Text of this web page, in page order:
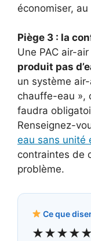
économiser, au
Piège 3 : la
Une PAC air-
produit pas
un système
chauffe-eau »,
faudra
Renseignez-
eau sans unité
contraintes de
problème.
Ce que
★★★★★